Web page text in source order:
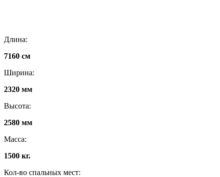
Длина:
7160 см
Ширина:
2320 мм
Высота:
2580 мм
Масса:
1500 кг.
Кол-во спальных мест: